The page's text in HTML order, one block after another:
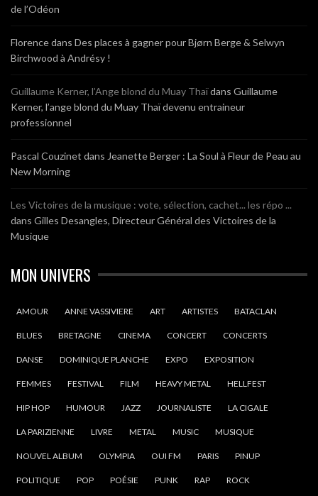
de l’Odéon
Florencedans Des places à gagner pour Bjørn Berge & Selwyn
Birchwood à Andrésy !
Guillaume Kerner, l’Ange blond du Muay Thaïdans Guillaume
Kerner, l’ange blond du Muay Thaï devenu entraineur
professionnel
Pascal Couzinet dans Jeanette Berger : La Soul à Fleur de Peau au
New Morning
Les Victoires de la musique : vote, sélection, cachet... les répo ...
dans Gilles Desangles, Directeur Général des Victoires de la
Musique
MON UNIVERS
AMOUR ANNE VASSIVIERE ART ARTISTES BATACLAN
BLUES BRETAGNE CINEMA CONCERT CONCERTS
DANSE DOMINIQUE PLANCHE EXPO EXPOSITION
FEMMES FESTIVAL FILM HEAVY METAL HELLFEST
HIP HOP HUMOUR JAZZ JOURNALISTE LA CIGALE
LA PARIZIENNE LIVRE METAL MUSIC MUSIQUE
NOUVEL ALBUM OLYMPIA OUI FM PARIS PINUP
POLITIQUE POP POÉSIE PUNK RAP ROCK